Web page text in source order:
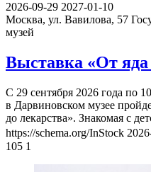
2026-09-29 2027-01-10
Москва, ул. Вавилова, 57
музей
Выставка «От яда
С 29 сентября 2026 года по
в Дарвиновском музее
до лекарства». Знакомая с
https://schema.org/InStock
105 1